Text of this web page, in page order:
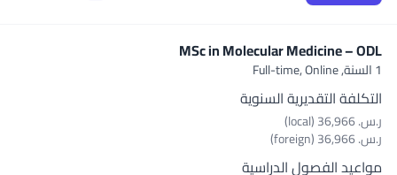
MSc in Molecular Medicine – ODL
1 السنة, Full-time, Online
التكلفة التقديرية السنوية
ر.س.‏ 36,966 (local)
ر.س.‏ 36,966 (foreign)
مواعيد الفصول الدراسية